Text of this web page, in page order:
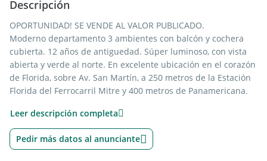
Descripción
OPORTUNIDAD! SE VENDE AL VALOR PUBLICADO.
Moderno departamento 3 ambientes con balcón y cochera
cubierta. 12 años de antiguedad. Súper luminoso, con vista
abierta y verde al norte. En excelente ubicación en el corazón
de Florida, sobre Av. San Martín, a 250 metros de la Estación
Florida del Ferrocarril Mitre y 400 metros de Panamericana.
Se encuentra en el cuarto piso al contrafrente de un edificio
de seis pisos. Semipiso con amplio ascensor. Losa radiante
individual con caldera dual a gas.
Leer descripción completa
Pedir más datos al anunciante